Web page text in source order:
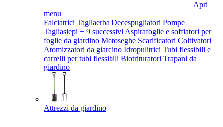
Apri
menu
Falciatrici Tagliaerba Decespugliatori Pompe
Tagliasiepi + 9 successivi Aspirafoglie e soffiatori per
foglie da giardino Motoseghe Scarificatori Coltivatori
Atomizzatori da giardino Idropulitrici Tubi flessibili e
carrelli per tubi flessibili Biotrituratori Trapani da
giardino
Attrezzi da giardino